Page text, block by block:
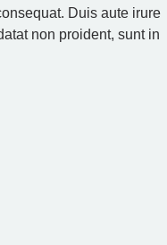
Duis aute irure
non proident, sunt in